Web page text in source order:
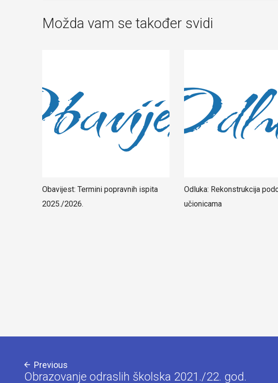
Možda vam se također svidi
Obavijest: Termini popravnih ispita
2025./2026.
Odluka: Rekonstrukcija
učionicama
Previous
Obrazovanje odraslih školska 2021./22. god.